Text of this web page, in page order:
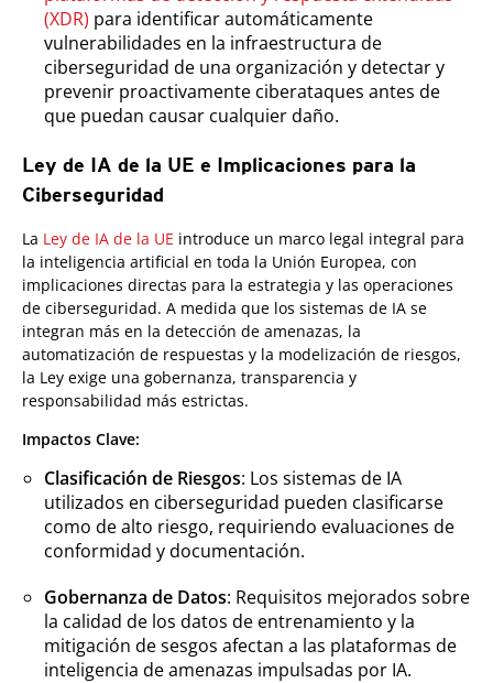
(XDR) para identificar automáticamente
vulnerabilidades en la infraestructura de
ciberseguridad de una organización y detectar y
prevenir proactivamente ciberataques antes de
que puedan causar cualquier daño.
Ley de IA de la UE e Implicaciones para la
Ciberseguridad
La Ley de IA de la UE introduce un marco legal integral para
la inteligencia artificial en toda la Unión Europea, con
implicaciones directas para la estrategia y las operaciones
de ciberseguridad. A medida que los sistemas de IA se
integran más en la detección de amenazas, la
automatización de respuestas y la modelización de riesgos,
la Ley exige una gobernanza, transparencia y
responsabilidad más estrictas.
Impactos Clave:
Clasificación de Riesgos: Los sistemas de IA
utilizados en ciberseguridad pueden clasificarse
como de alto riesgo, requiriendo evaluaciones de
conformidad y documentación.
Gobernanza de Datos: Requisitos mejorados sobre
la calidad de los datos de entrenamiento y la
mitigación de sesgos afectan a las plataformas de
inteligencia de amenazas impulsadas por IA.